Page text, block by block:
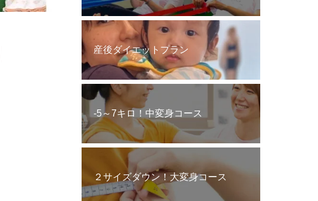
産後ダイエットプラン
‐5～7キロ！中変身コース
２サイズダウン！大変身コース